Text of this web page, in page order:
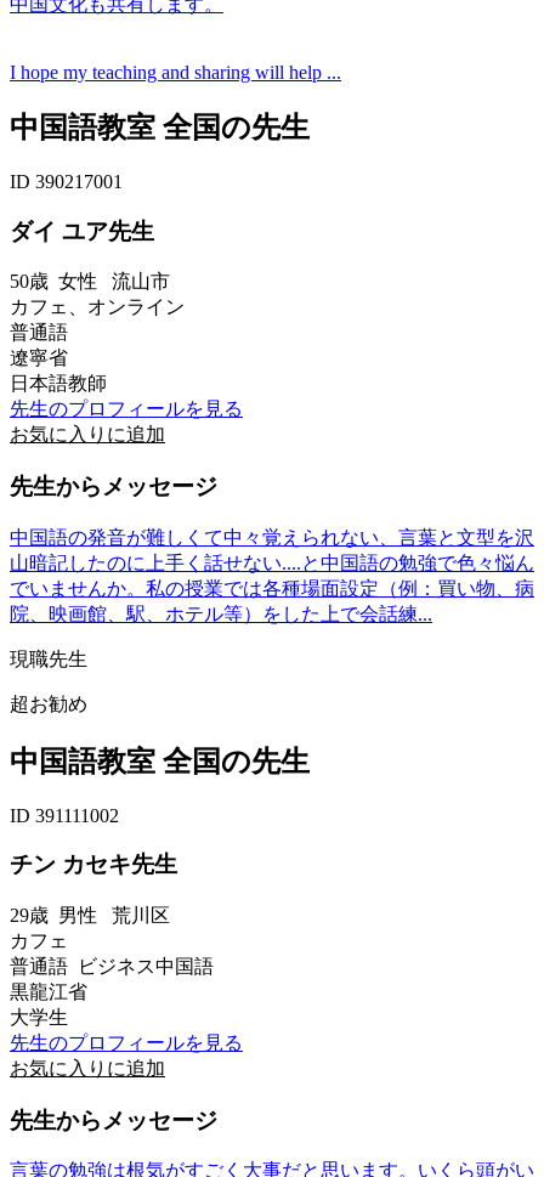
中国文化も共有します。
I hope my teaching and sharing will help ...
中国語教室 全国の先生
ID 390217001
ダイ ユア先生
50歳 女性 流山市
カフェ、オンライン
普通語
遼寧省
日本語教師
先生のプロフィールを見る
お気に入りに追加
先生からメッセージ
中国語の発音が難しくて中々覚えられない、言葉と文型を沢
山暗記したのに上手く話せない....と中国語の勉強で色々悩ん
でいませんか。私の授業では各種場面設定（例：買い物、病
院、映画館、駅、ホテル等）をした上で会話練...
現職先生
超お勧め
中国語教室 全国の先生
ID 391111002
チン カセキ先生
29歳 男性 荒川区
カフェ
普通語 ビジネス中国語
黒龍江省
大学生
先生のプロフィールを見る
お気に入りに追加
先生からメッセージ
言葉の勉強は根気がすごく大事だと思います。いくら頭がい